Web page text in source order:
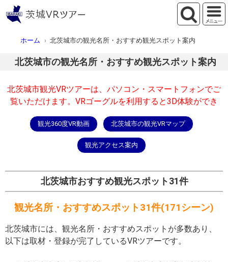
ホーム 北茨城市の観光名所・おすすめ観光スポット案内
北茨城市の観光名所・おすすめ観光スポット案内
北茨城市観光VRツアーは、パソコン・スマートフォンでご
覧いただけます。VRゴーグルを利用すると3D体験ができ
観光360度VR動画 北茨城市の観光VRマップ
観光アクセス案内
北茨城市おすすめ観光スポット31件
観光名所・おすすめスポット31件(171シーン)
北茨城市には、観光名所・おすすめスポットが多数あり、
以下は取材・登録が完了しているVRツアーです。